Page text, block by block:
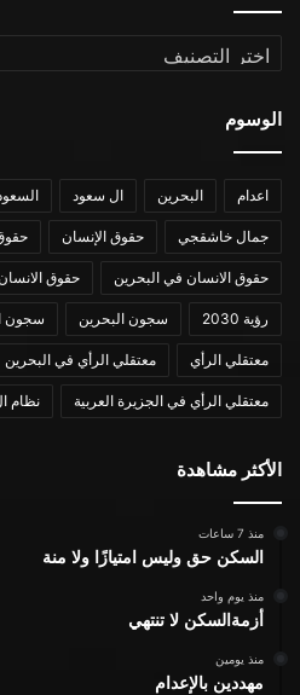
التصنيفات
الوسوم
اعدام البحرين ال سعود
جمال خاشقجي حقوق الإنسان
حقوق الانسان في البحرين حقوق
رؤية 2030 سجون البحرين سجون
معتقلي الرأي معتقلي الرأي في البحرين
معتقلي الرأي في الجزيرة العربية نظام
الأكثر مشاهدة
منذ 7 ساعات
السكن حق وليس امتيازًا ولا منة
منذ يوم واحد
أزمةالسكن لا تنتهي
منذ يومين
مهددين بالإعدام